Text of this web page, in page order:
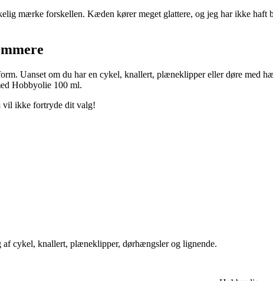
mærke forskellen. Kæden kører meget glattere, og jeg har ikke haft
Uanset om du har en cykel, knallert, plæneklipper eller døre med
Hobbyolie 100 ml.
vil ikke fortryde dit valg!
cykel, knallert, plæneklipper, dørhængsler og lignende.